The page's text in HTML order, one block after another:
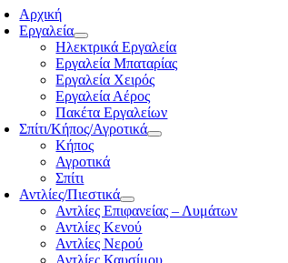
Αρχική
Εργαλεία
Ηλεκτρικά Εργαλεία
Εργαλεία Μπαταρίας
Εργαλεία Χειρός
Εργαλεία Αέρος
Πακέτα Εργαλείων
Σπίτι/Κήπος/Αγροτικά
Κήπος
Αγροτικά
Σπίτι
Αντλίες/Πιεστικά
Αντλίες Επιφανείας – Λυμάτων
Αντλίες Κενού
Αντλίες Νερού
Αντλίες Καυσίμου